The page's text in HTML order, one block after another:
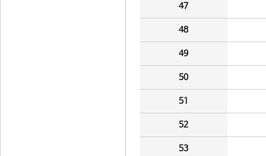
47
48
49
50
51
52
53